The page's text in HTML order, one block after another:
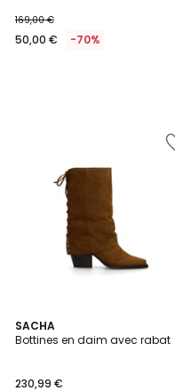
€
au
réduction
appliquée.
169,00 €
50,00 € -70%
SACHA
Bottines en daim avec rabat
230,99 €